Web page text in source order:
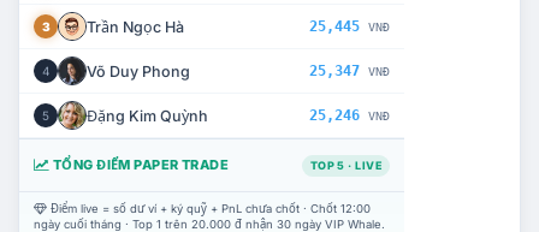
3 Trần Ngọc Hà 25,445 VNĐ
4 Võ Duy Phong 25,347 VNĐ
5 Đặng Kim Quỳnh 25,246 VNĐ
TỔNG ĐIỂM PAPER TRADE TOP 5 · LIVE
Điểm live = số dư ví + ký quỹ + PnL chưa chốt · Chốt 12:00
ngày cuối tháng · Top 1 trên 20.000 đ nhận 30 ngày VIP Whale.